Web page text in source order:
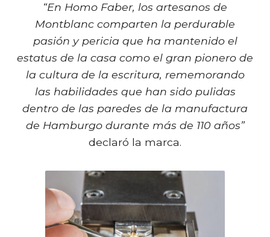
“En Homo Faber, los artesanos de
Montblanc comparten la perdurable
pasión y pericia que ha mantenido el
estatus de la casa como el gran pionero de
la cultura de la escritura, rememorando
las habilidades que han sido pulidas
dentro de las paredes de la manufactura
de Hamburgo durante más de 110 años”
declaró la marca.